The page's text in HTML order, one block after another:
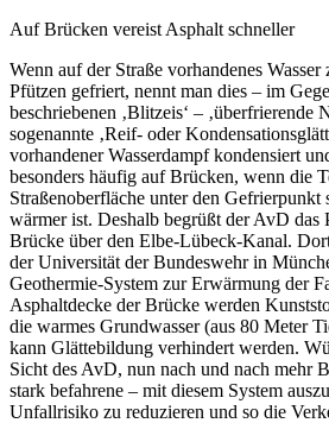
Auf Brücken vereist Asphalt schneller
Wenn auf der Straße vorhandenes
Pfützen gefriert, nennt man dies – im
beschriebenen ‚Blitzeis‘ – ‚überfrierende
sogenannte ‚Reif- oder
vorhandener Wasserdampf kondensiert
besonders häufig auf Brücken, wenn die
Straßenoberfläche unter den
wärmer ist. Deshalb begrüßt der AvD das
Brücke über den Elbe-Lübeck-Kanal.
der Universität der Bundeswehr in
Geothermie-System zur Erwärmung der
Asphaltdecke der Brücke werden
die warmes Grundwasser (aus 80 Meter
kann Glättebildung verhindert werden.
Sicht des AvD, nun nach und nach mehr
stark befahrene – mit diesem System
Unfallrisiko zu reduzieren und so die